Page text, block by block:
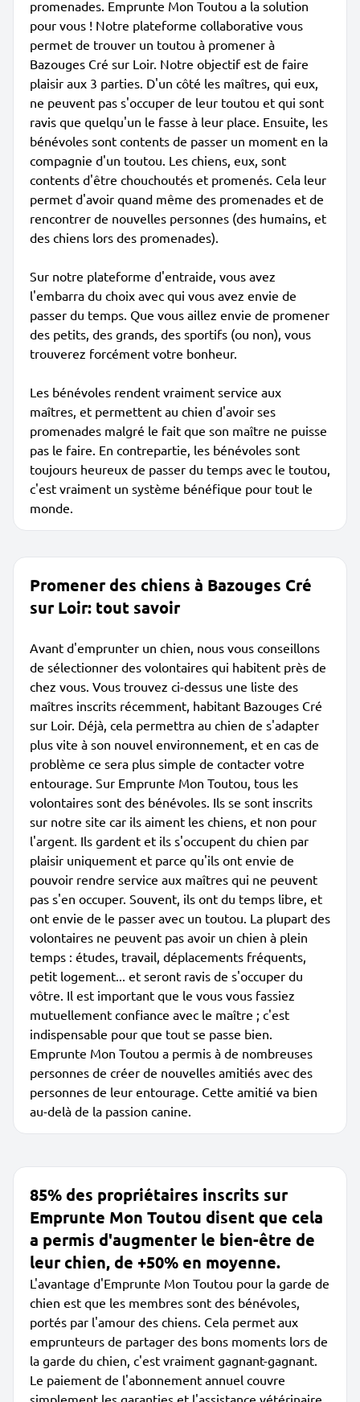
promenades. Emprunte Mon Toutou a la solution
pour vous ! Notre plateforme collaborative vous
permet de trouver un toutou à promener à
Bazouges Cré sur Loir. Notre objectif est de faire
plaisir aux 3 parties. D'un côté les maîtres, qui eux,
ne peuvent pas s'occuper de leur toutou et qui sont
ravis que quelqu'un le fasse à leur place. Ensuite, les
bénévoles sont contents de passer un moment en la
compagnie d'un toutou. Les chiens, eux, sont
contents d'être chouchoutés et promenés. Cela leur
permet d'avoir quand même des promenades et de
rencontrer de nouvelles personnes (des humains, et
des chiens lors des promenades).
Sur notre plateforme d'entraide, vous avez
l'embarra du choix avec qui vous avez envie de
passer du temps. Que vous aillez envie de promener
des petits, des grands, des sportifs (ou non), vous
trouverez forcément votre bonheur.
Les bénévoles rendent vraiment service aux
maîtres, et permettent au chien d'avoir ses
promenades malgré le fait que son maître ne puisse
pas le faire. En contrepartie, les bénévoles sont
toujours heureux de passer du temps avec le toutou,
c'est vraiment un système bénéfique pour tout le
monde.
Promener des chiens à Bazouges Cré
sur Loir: tout savoir
Avant d'emprunter un chien, nous vous conseillons
de sélectionner des volontaires qui habitent près de
chez vous. Vous trouvez ci-dessus une liste des
maîtres inscrits récemment, habitant Bazouges Cré
sur Loir. Déjà, cela permettra au chien de s'adapter
plus vite à son nouvel environnement, et en cas de
problème ce sera plus simple de contacter votre
entourage. Sur Emprunte Mon Toutou, tous les
volontaires sont des bénévoles. Ils se sont inscrits
sur notre site car ils aiment les chiens, et non pour
l'argent. Ils gardent et ils s'occupent du chien par
plaisir uniquement et parce qu'ils ont envie de
pouvoir rendre service aux maîtres qui ne peuvent
pas s'en occuper. Souvent, ils ont du temps libre, et
ont envie de le passer avec un toutou. La plupart des
volontaires ne peuvent pas avoir un chien à plein
temps : études, travail, déplacements fréquents,
petit logement... et seront ravis de s'occuper du
vôtre. Il est important que le vous vous fassiez
mutuellement confiance avec le maître ; c'est
indispensable pour que tout se passe bien.
Emprunte Mon Toutou a permis à de nombreuses
personnes de créer de nouvelles amitiés avec des
personnes de leur entourage. Cette amitié va bien
au-delà de la passion canine.
85% des propriétaires inscrits sur
Emprunte Mon Toutou disent que cela
a permis d'augmenter le bien-être de
leur chien, de +50% en moyenne.
L'avantage d'Emprunte Mon Toutou pour la garde de
chien est que les membres sont des bénévoles,
portés par l'amour des chiens. Cela permet aux
emprunteurs de partager des bons moments lors de
la garde du chien, c'est vraiment gagnant-gagnant.
Le paiement de l'abonnement annuel couvre
simplement les garanties et l'assistance vétérinaire,